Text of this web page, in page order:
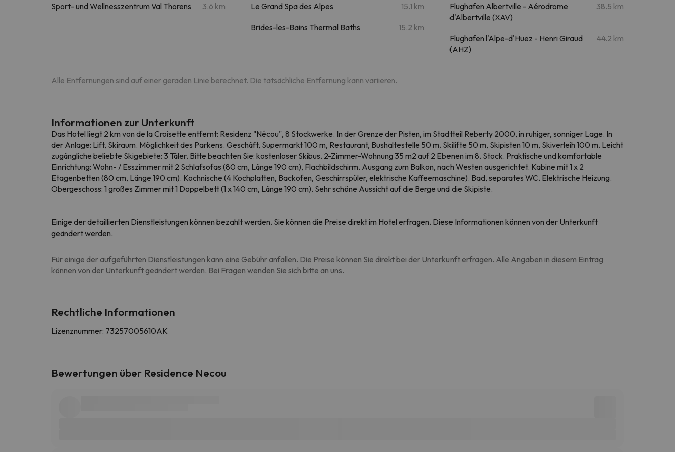
Sport- und Wellnesszentrum Val Thorens 3.6 km Le Grand Spa des Alpes 15.1 km
Brides-les-Bains Thermal Baths 15.2 km
Flughafen Albertville - Aérodrome
d'Albertville (XAV)
38.5 km
Flughafen l'Alpe-d'Huez - Henri Giraud
(AHZ)
44.2 km
Alle Entfernungen sind auf einer geraden Linie berechnet. Die tatsächliche Entfernung kann variieren.
Informationen zur Unterkunft
Das Hotel liegt 2 km von de la Croisette entfernt: Residenz "Nécou", 8 Stockwerke. In der Grenze der Pisten, im Stadtteil Reberty 2000, in ruhiger, sonniger Lage. In
der Anlage: Lift, Skiraum. Möglichkeit des Parkens. Geschäft, Supermarkt 100 m, Restaurant, Bushaltestelle 50 m. Skilifte 50 m, Skipisten 10 m, Skiverleih 100 m. Leicht
zugängliche beliebte Skigebiete: 3 Täler. Bitte beachten Sie: kostenloser Skibus. 2-Zimmer-Wohnung 35 m2 auf 2 Ebenen im 8. Stock. Praktische und komfortable
Einrichtung: Wohn- / Esszimmer mit 2 Schlafsofas (80 cm, Länge 190 cm), Flachbildschirm. Ausgang zum Balkon, nach Westen ausgerichtet. Kabine mit 1 x 2
Etagenbetten (80 cm, Länge 190 cm). Kochnische (4 Kochplatten, Backofen, Geschirrspüler, elektrische Kaffeemaschine). Bad, separates WC. Elektrische Heizung.
Obergeschoss: 1 großes Zimmer mit 1 Doppelbett (1 x 140 cm, Länge 190 cm). Sehr schöne Aussicht auf die Berge und die Skipiste.
Einige der detaillierten Dienstleistungen können bezahlt werden. Sie können die Preise direkt im Hotel erfragen. Diese Informationen können von der Unterkunft
geändert werden.
Für einige der aufgeführten Dienstleistungen kann eine Gebühr anfallen. Die Preise können Sie direkt bei der Unterkunft erfragen. Alle Angaben in diesem Eintrag
können von der Unterkunft geändert werden. Bei Fragen wenden Sie sich bitte an uns.
Rechtliche Informationen
Lizenznummer: 73257005610AK
Bewertungen über Residence Necou